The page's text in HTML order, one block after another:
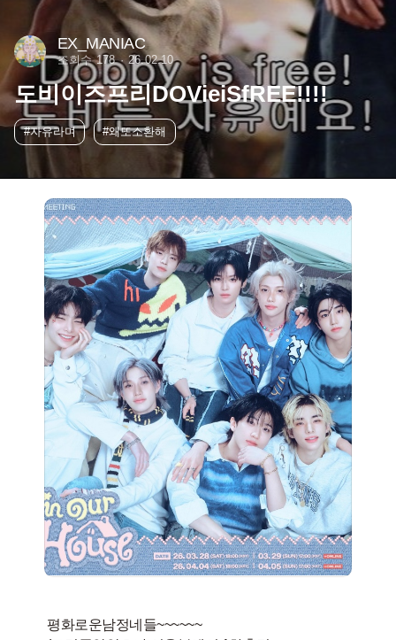
EX_MANIAC
조회수 178 26.02.10
도비이즈프리DOVieiSfREE!!!!
#자유라며 #왜또소환해
평화로운남정네들~~~~~~